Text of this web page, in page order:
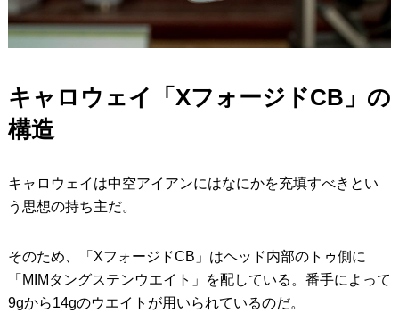
キャロウェイ「XフォージドCB」の
構造
キャロウェイは中空アイアンにはなにかを充填すべきとい
う思想の持ち主だ。
そのため、「XフォージドCB」はヘッド内部のトゥ側に
「MIMタングステンウエイト」を配している。番手によって
9gから14gのウエイトが用いられているのだ。